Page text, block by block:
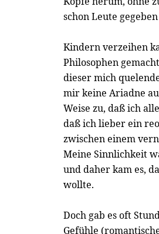
schon Leute
Kindern verzeihen
Philosophen
dieser mich
mir keine Ariadne
Weise zu, daß ich
daß ich lieber ein
zwischen einem
Meine Sinnlichkeit
und daher kam es,
wollte.
Doch gab es oft
Gefühle